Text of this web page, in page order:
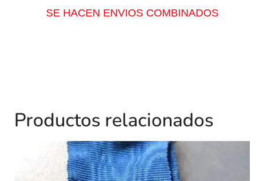
SE HACEN ENVIOS COMBINADOS
Productos relacionados